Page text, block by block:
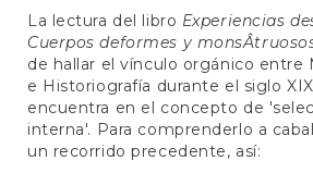
La lectura del libro Experiencias
Cuerpos deformes y
de hallar el vínculo orgánico entre
e Historiografía durante el siglo
encuentra en el concepto de
interna'. Para comprenderlo a
un recorrido precedente, así: